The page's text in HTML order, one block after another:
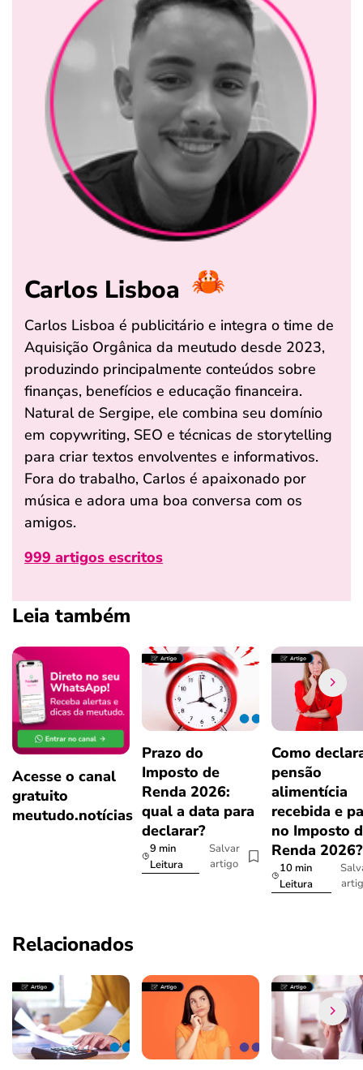
Carlos Lisboa
Carlos Lisboa é publicitário e integra o time de
Aquisição Orgânica da meutudo desde 2023,
produzindo principalmente conteúdos sobre
finanças, benefícios e educação financeira.
Natural de Sergipe, ele combina seu domínio
em copywriting, SEO e técnicas de storytelling
para criar textos envolventes e informativos.
Fora do trabalho, Carlos é apaixonado por
música e adora uma boa conversa com os
amigos.
999 artigos escritos
Leia também
Acesse o canal
gratuito
meutudo.notícias
Prazo do
Imposto de
Renda 2026:
qual a data para
declarar?
9 min
Leitura
Salvar
artigo
Como
pensão
alimentícia
recebida e
no Imposto
Renda
10 min
Leitura
Relacionados